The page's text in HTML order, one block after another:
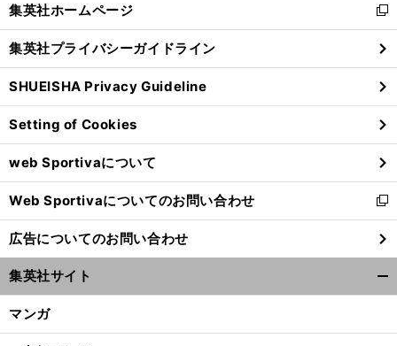
閉
る
集英社ホームページ
新
し
い
ウ
ィ
ン
ド
ウ
で
開
く
集英社プライバシーガイドライン
SHUEISHA Privacy Guideline
Setting of Cookies
web Sportivaについて
Web Sportivaについてのお問い合わせ
新
し
い
ウ
ィ
ン
ウ
広告についてのお問い合わせ
集英社サイト
マンガ